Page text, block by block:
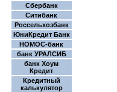
Сбербанк
Ситибанк
Россельхозбанк
ЮниКредит Банк
НОМОС-банк
банк УРАЛСИБ
банк Хоум
Кредит
Кредитный
калькулятор